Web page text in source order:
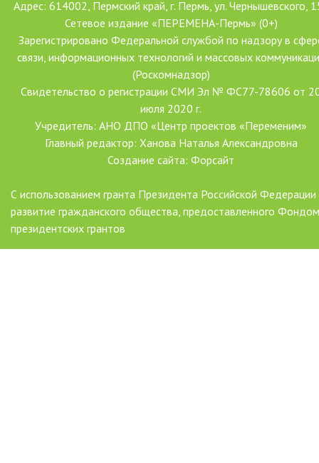
Адрес: 614002, Пермский край, г. Пермь, ул. Чернышевского,
Сетевое издание «ПЕРЕМЕНА-Пермь» (0+)
Зарегистрировано Федеральной службой по надзору в
связи, информационных технологий и массовых
(Роскомнадзор)
Свидетельство о регистрации СМИ Эл № ФС77-78606 от
июля 2020 г.
Учредитель: АНО ДПО «Центр проектов «Переменим»
Главный редактор: Ханова Наталья Александровна
Создание сайта: Форсайт
С использованием гранта Президента Российской Федерации
развитие гражданского общества, предоставленного Фондом
президентских грантов